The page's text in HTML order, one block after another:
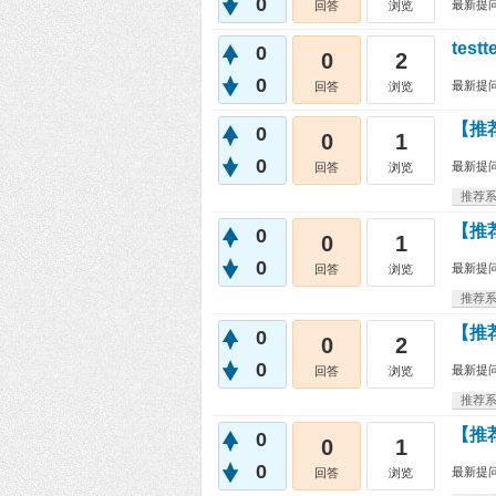
0 回答 浏览 最新提
0
0
0
回答
2
浏览 最新提
0
0
0
回答
1
浏览
【
最新提
推荐
0
0
0
回答
1
浏览
【
最新提
推荐
0
0
0
回答
2
浏览
【
最新提
推荐
0
0
0
回答
1
浏览
【
最新提